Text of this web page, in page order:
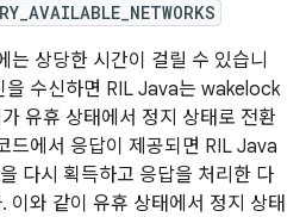
는 상당한 시간이 걸릴 수 있습니
을 수신하면 RIL Java는 wakelock
유휴 상태에서 정지 상태로 전환
드에서 응답이 제공되면 RIL Java
다시 획득하고 응답을 처리한 다
이와 같이 유휴 상태에서 정지 상태